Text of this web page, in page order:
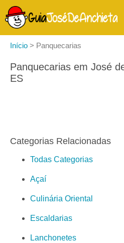
Início > Panquecarias
Panquecarias em José
ES
Categorias Relacionadas
Todas Categorias
Açaí
Culinária Oriental
Escaldarias
Lanchonetes